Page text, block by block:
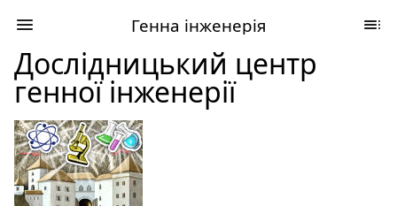
Генна інженерія
Дослідницький центр
генної інженерії